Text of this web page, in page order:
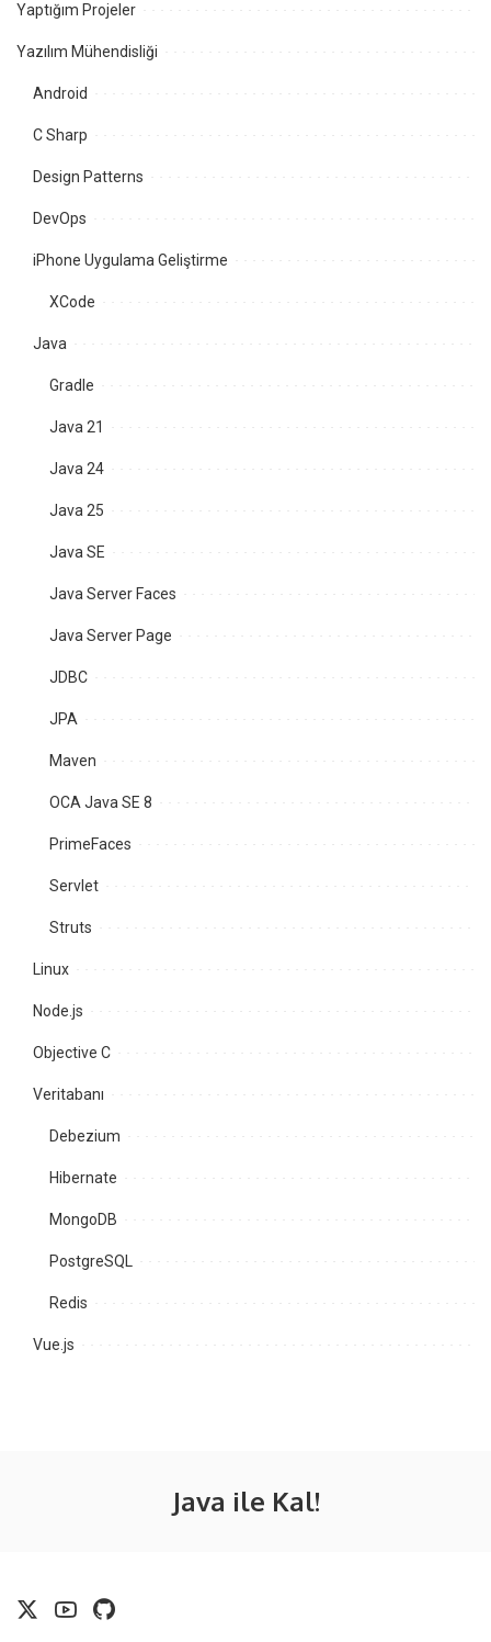
Yaptığım Projeler
Yazılım Mühendisliği
Android
C Sharp
Design Patterns
DevOps
iPhone Uygulama Geliştirme
XCode
Java
Gradle
Java 21
Java 24
Java 25
Java SE
Java Server Faces
Java Server Page
JDBC
JPA
Maven
OCA Java SE 8
PrimeFaces
Servlet
Struts
Linux
Node.js
Objective C
Veritabanı
Debezium
Hibernate
MongoDB
PostgreSQL
Redis
Vue.js
Java ile Kal!